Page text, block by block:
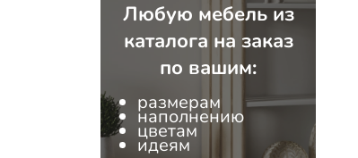
Любую мебель из
каталога на заказ
по вашим:
размерам
наполнению
цветам
идеям